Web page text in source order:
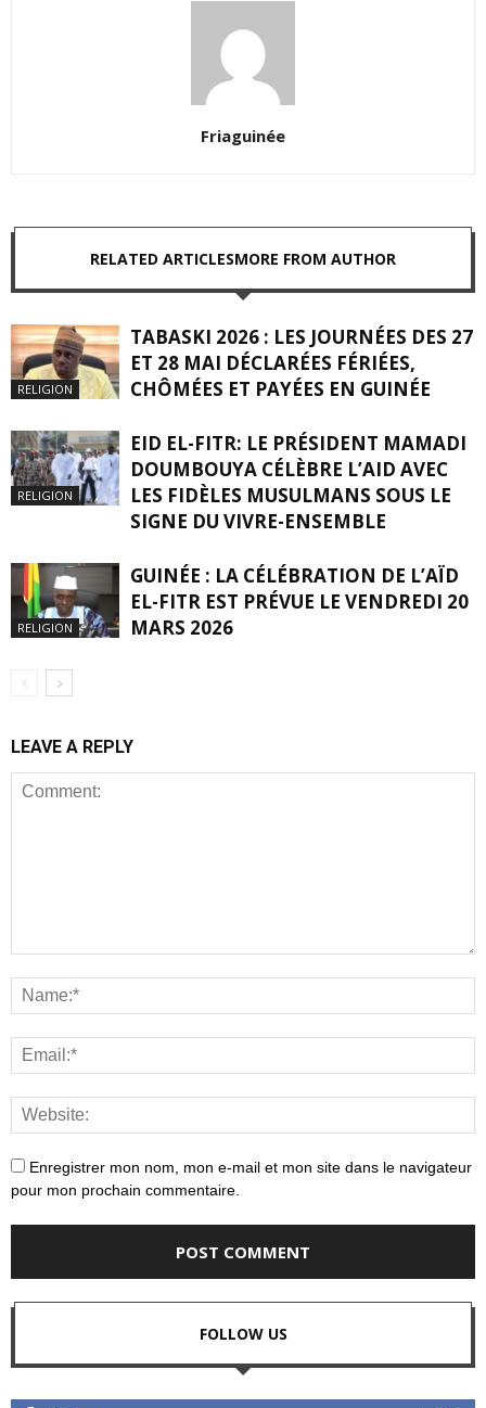
Friaguinée
RELATED ARTICLESMORE FROM AUTHOR
RELIGION
TABASKI 2026 : LES JOURNÉES DES 27
ET 28 MAI DÉCLARÉES FÉRIÉES,
CHÔMÉES ET PAYÉES EN GUINÉE
RELIGION
EID EL-FITR: LE PRÉSIDENT MAMADI
DOUMBOUYA CÉLÈBRE L’AID AVEC
LES FIDÈLES MUSULMANS SOUS LE
SIGNE DU VIVRE-ENSEMBLE
RELIGION
GUINÉE : LA CÉLÉBRATION DE L’AÏD
EL-FITR EST PRÉVUE LE VENDREDI 20
MARS 2026
LEAVE A REPLY
Enregistrer mon nom, mon e-mail et mon site dans le navigateur
pour mon prochain commentaire.
FOLLOW US